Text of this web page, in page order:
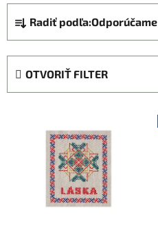
R
a
d
Radiť podľa:Odporúčame
OTVORIŤ FILTER